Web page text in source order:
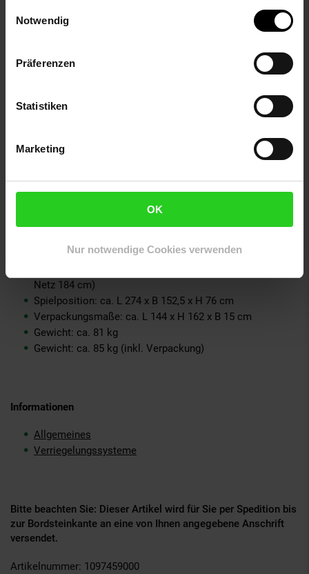
Notwendig
Präferenzen
Statistiken
Marketing
OK
Nur notwendige Cookies verwenden
Netzgarnitur: Perfekt-EN-stationär-compact,
Verriegelung: Bügel-System - entriegelt beide Sicherungen
gleichzeitig. Automatisches einrasten in Abstell- und
Räder: 4 Doppelräder Ø 128 mm mit Gummilauffläche,
alle Räder schwenkbar
Höhenversteller an den hinteren Standbeinen (bis zu 30
mm)
Maße und Gewicht
Netz 184 cm)
Spielposition: ca. L 274 x B 152,5 x H 76 cm
Verpackungsmaße: ca. L 144 x H 162 x B 15 cm
Gewicht: ca. 81 kg
Gewicht: ca. 85 kg (inkl. Verpackung)
Informationen
Allgemeines
Verriegelungssysteme
Bitte beachten Sie: Dieser Artikel wird für Sie per Spedition bis
zur Bordsteinkante an eine von Ihnen angegebene Anschrift
versendet.
Artikelnummer: 1097459000